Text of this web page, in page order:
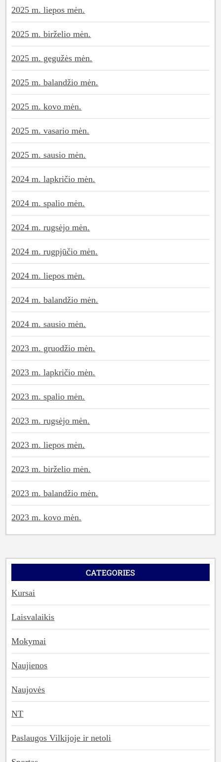
2025 m. liepos mėn.
2025 m. birželio mėn.
2025 m. gegužės mėn.
2025 m. balandžio mėn.
2025 m. kovo mėn.
2025 m. vasario mėn.
2025 m. sausio mėn.
2024 m. lapkričio mėn.
2024 m. spalio mėn.
2024 m. rugsėjo mėn.
2024 m. rugpjūčio mėn.
2024 m. liepos mėn.
2024 m. balandžio mėn.
2024 m. sausio mėn.
2023 m. gruodžio mėn.
2023 m. lapkričio mėn.
2023 m. spalio mėn.
2023 m. rugsėjo mėn.
2023 m. liepos mėn.
2023 m. birželio mėn.
2023 m. balandžio mėn.
2023 m. kovo mėn.
CATEGORIES
Kursai
Laisvalaikis
Mokymai
Naujienos
Naujovės
NT
Paslaugos Vilkijoje ir netoli